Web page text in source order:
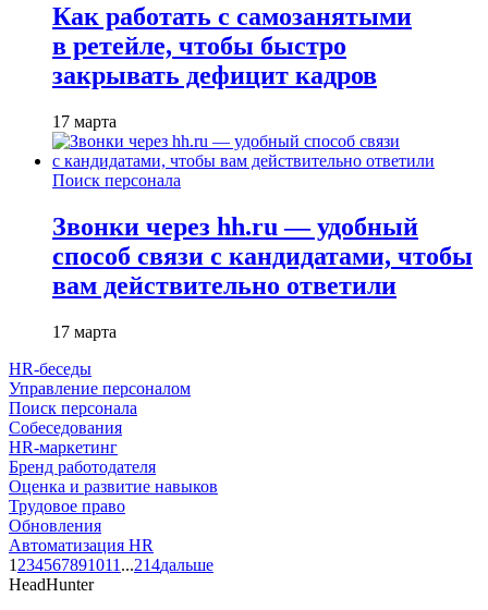
Как работать с самозанятыми
в ретейле, чтобы быстро
закрывать дефицит кадров
17 марта
Поиск персонала
Звонки через hh.ru — удобный
способ связи с кандидатами, чтобы
вам действительно ответили
17 марта
HR-беседы
Управление персоналом
Поиск персонала
Собеседования
HR-маркетинг
Бренд работодателя
Оценка и развитие навыков
Трудовое право
Обновления
Автоматизация HR
1 234567891011 ...214дальше
HeadHunter